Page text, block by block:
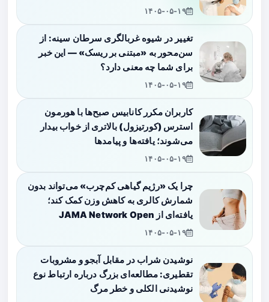
۱۴۰۵-۰۵-۱۹
تغییر در شیوه غربالگری سرطان سینه: از
سن‌محور به «مبتنی بر ریسک» — این خبر
برای شما چه معنی دارد؟
۱۴۰۵-۰۵-۱۹
کاربران مکرر کانابیس صبح‌ها با هورمون
استرس (کورتیزول) بالاتری از خواب بیدار
می‌شوند؛ یافته‌ها و پیامدها
۱۴۰۵-۰۵-۱۹
چرا یک «رژیم گیاهی کم‌چرب» می‌تواند بدون
شمارش کالری به کاهش وزن کمک کند؛
یافته‌ای از JAMA Network Open
۱۴۰۵-۰۵-۱۹
نوشیدن شراب در مقابل آبجو و مشروبات
تقطیری: مطالعه‌ای بزرگ درباره ارتباط نوع
نوشیدنی الکلی و خطر مرگ